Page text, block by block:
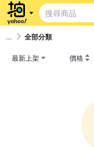
全部分類
最新上架 價格